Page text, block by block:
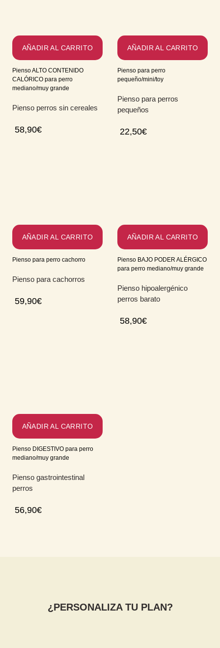
AÑADIR AL CARRITO
Pienso ALTO CONTENIDO
CALÓRICO para perro
mediano/muy grande
Pienso perros sin cereales
58,90€
AÑADIR AL CARRITO
Pienso para perro
pequeño/mini/toy
Pienso para perros
pequeños
22,50€
AÑADIR AL CARRITO
Pienso para perro cachorro
Pienso para cachorros
59,90€
AÑADIR AL CARRITO
Pienso BAJO PODER ALÉRGICO
para perro mediano/muy grande
Pienso hipoalergénico
perros barato
58,90€
AÑADIR AL CARRITO
Pienso DIGESTIVO para perro
mediano/muy grande
Pienso gastrointestinal
perros
56,90€
¿PERSONALIZA TU PLAN?